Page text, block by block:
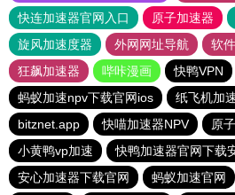
快连加速器官网入口
原子加速器
旋风加速度器
外网网址导航 软
狂飙加速器
哔咔漫画 快鸭VPN
蚂蚁加速npv下载官网ios
纸飞机加
bitznet.app
快喵加速器NPV
原
小黄鸭vp加速
快鸭加速器官网下载
安心加速器下载官网
蚂蚁加速官网